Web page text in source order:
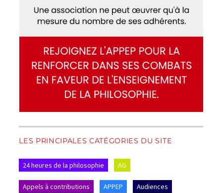
LES PRINCIPALES CATÉGORIES DU SITE
24 heures de la philosophie AG
Appels à contributions APPEP Audiences